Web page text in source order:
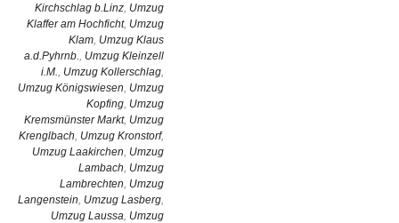
Kirchschlag b.Linz, Umzug
Klaffer am Hochficht, Umzug
Klam, Umzug Klaus
a.d.Pyhrnb., Umzug Kleinzell
i.M., Umzug Kollerschlag,
Umzug Königswiesen, Umzug
Kopfing, Umzug
Kremsmünster Markt, Umzug
Krenglbach, Umzug Kronstorf,
Umzug Laakirchen, Umzug
Lambach, Umzug
Lambrechten, Umzug
Langenstein, Umzug Lasberg,
Umzug Laussa, Umzug